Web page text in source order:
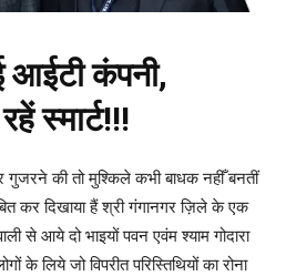
आईटी कंपनी,
स्मार्ट!!!
गुजरने की तो मुश्किले कभी बाधक नहीँ बनतीं
कर दिखाया हैं श्री गंगानगर ज़िले के एक
से आये दो भाइयों पवन एवंम श्याम गोदारा
लिये जो विपरीत परिस्तिथियों का रोना